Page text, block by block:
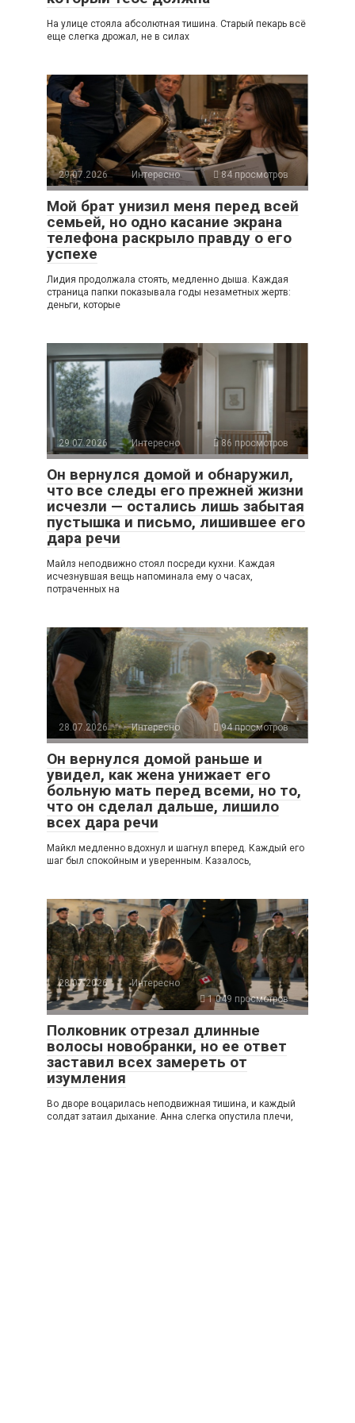
На улице стояла абсолютная тишина. Старый пекарь всё
еще слегка дрожал, не в силах
29.07.2026 Интересно 84 просмотров
Мой брат унизил меня перед всей
семьей, но одно касание экрана
телефона раскрыло правду о его
успехе
Лидия продолжала стоять, медленно дыша. Каждая
страница папки показывала годы незаметных жертв:
деньги, которые
29.07.2026 Интересно 86 просмотров
Он вернулся домой и обнаружил,
что все следы его прежней жизни
исчезли — остались лишь забытая
пустышка и письмо, лишившее его
дара речи
Майлз неподвижно стоял посреди кухни. Каждая
исчезнувшая вещь напоминала ему о часах,
потраченных на
28.07.2026 Интересно 94 просмотров
Он вернулся домой раньше и
увидел, как жена унижает его
больную мать перед всеми, но то,
что он сделал дальше, лишило
всех дара речи
Майкл медленно вдохнул и шагнул вперед. Каждый его
шаг был спокойным и уверенным. Казалось,
28.07.2026
Интересно
1 049 просмотров
Полковник отрезал длинные
волосы новобранки, но ее ответ
заставил всех замереть от
изумления
Во дворе воцарилась неподвижная тишина, и каждый
солдат затаил дыхание. Анна слегка опустила плечи,